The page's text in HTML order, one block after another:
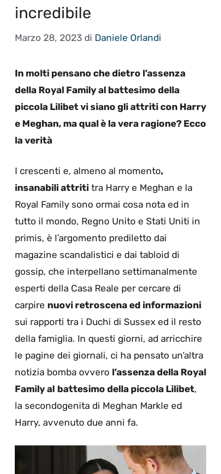
incredibile
Marzo 28, 2023 di Daniele Orlandi
In molti pensano che dietro l’assenza
della Royal Family al battesimo della
piccola Lilibet vi siano gli attriti con Harry
e Meghan, ma qual è la vera ragione? Ecco
la verità
I crescenti e, almeno al momento,
insanabili attriti tra Harry e Meghan e la
Royal Family sono ormai cosa nota ed in
tutto il mondo, Regno Unito e Stati Uniti in
primis, è l’argomento prediletto dai
magazine scandalistici e dai tabloid di
gossip, che interpellano settimanalmente
esperti della Casa Reale per cercare di
carpire nuovi retroscena ed informazioni
sui rapporti tra i Duchi di Sussex ed il resto
della famiglia. In questi giorni, ad arricchire
le pagine dei giornali, ci ha pensato un’altra
notizia bomba ovvero l’assenza della Royal
Family al battesimo della piccola Lilibet,
la secondogenita di Meghan Markle ed
Harry, avvenuto due anni fa.